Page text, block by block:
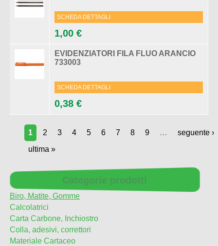
SCHEDA DETTAGLI
1,00 €
EVIDENZIATORI FILA FLUO ARANCIO
733003
SCHEDA DETTAGLI
0,38 €
1 2 3 4 5 6 7 8 9 …
seguente ›
ultima »
Categorie prodotti
Biro, Matite, Gomme
Calcolatrici
Carta Carbone, Inchiostro
Colla, adesivi, correttori
Materiale Cartaceo